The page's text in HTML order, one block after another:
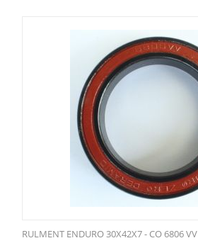
RULMENT ENDURO 30X42X7 - CO 6806 VV